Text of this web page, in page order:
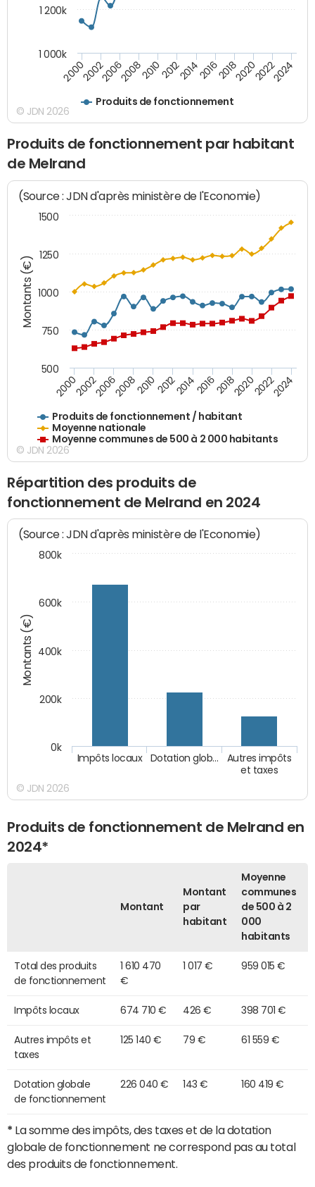
Produits de fonctionnement
200020022006200820102012201420162018202020222024
1 000k
1 200k
© JDN 2026
Produits de fonctionnement par habitant
de Melrand
Montants (€)
(Source : JDN d'après ministère de l'Economie)
Produits de fonctionnement / habitant
Moyenne nationale
Moyenne communes de 500 à 2 000 habitants
200020022006200820102012201420162018202020222024
500
750
1000
1250
1500
© JDN 2026
Répartition des produits de
fonctionnement de Melrand en 2024
Montants (€)
(Source : JDN d'après ministère de l'Economie)
Autres impôts
et taxes
Dotation glob…
Impôts locaux
0k
200k
400k
600k
800k
© JDN 2026
Produits de fonctionnement de Melrand en
2024*
Montant
Montant
par
habitant
Moyenne
communes
de 500 à 2
000
habitants
Total des produits
de fonctionnement
1 610 470
€
1 017 € 959 015 €
Impôts locaux 674 710 € 426 € 398 701 €
Autres impôts et
taxes
125 140 € 79 € 61 559 €
Dotation globale
de fonctionnement
226 040 € 143 € 160 419 €
* La somme des impôts, des taxes et de la dotation
globale de fonctionnement ne correspond pas au total
des produits de fonctionnement.